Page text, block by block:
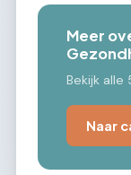
Meer
Bekijk alle
Naar